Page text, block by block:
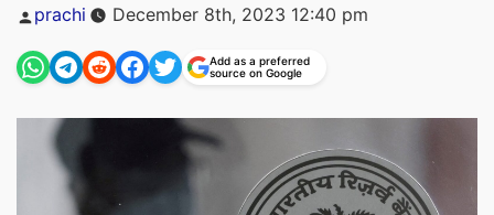
Posted
by
prachi December 8th, 2023 12:40 pm
Add as a preferred
source on Google